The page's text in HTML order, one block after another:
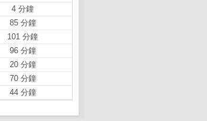
4 分鐘
85 分鐘
101 分鐘
96 分鐘
20 分鐘
70 分鐘
44 分鐘